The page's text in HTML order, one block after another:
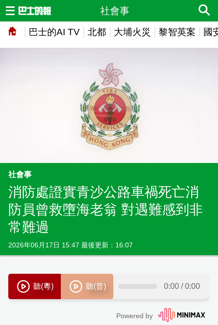
巴士的AI TV 北都 大埔火災 黎智英案 國
社會事
社會事
消防處證實青沙公路車禍死亡消
防員曾救墮海老翁 對遇難感到非
常難過
2026年06月17日 15:47 最後更新：16:07